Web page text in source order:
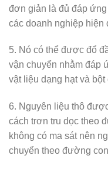
đơn giản là đủ đáp
các doanh nghiệp hiện
5. Nó có thể được đổ
vận chuyển nhằm đáp
vật liệu dạng hạt và bột
6. Nguyên liệu thô
cách trơn tru dọc theo
không có ma sát nên
chuyển theo đường